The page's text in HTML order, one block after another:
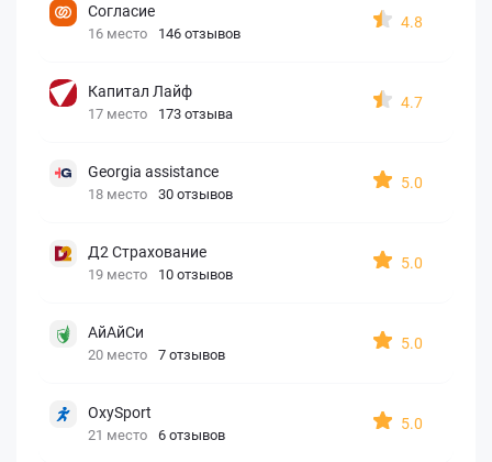
Согласие
16 место 146 отзывов
4.8
Капитал Лайф
17 место 173 отзыва
4.7
Georgia assistance
18 место 30 отзывов
5.0
Д2 Страхование
19 место 10 отзывов
5.0
АйАйСи
20 место 7 отзывов
5.0
OxySport
21 место 6 отзывов
5.0